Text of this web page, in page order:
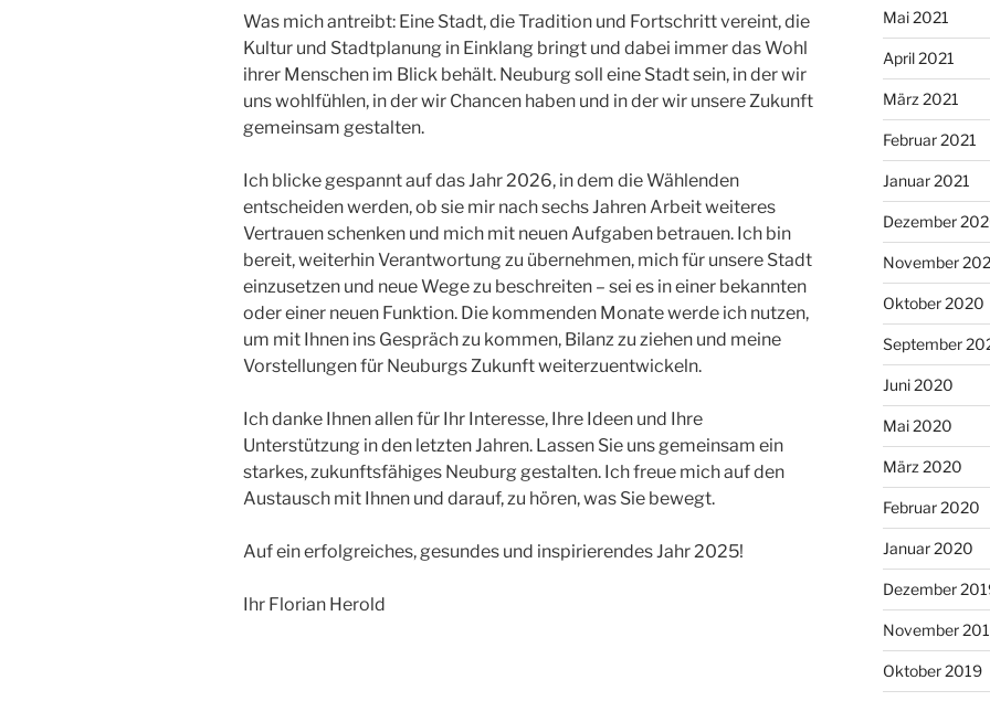
Was mich antreibt: Eine Stadt, die Tradition und Fortschritt vereint, die
Kultur und Stadtplanung in Einklang bringt und dabei immer das Wohl
ihrer Menschen im Blick behält. Neuburg soll eine Stadt sein, in der wir
uns wohlfühlen, in der wir Chancen haben und in der wir unsere Zukunft
gemeinsam gestalten.
Ich blicke gespannt auf das Jahr 2026, in dem die Wählenden
entscheiden werden, ob sie mir nach sechs Jahren Arbeit weiteres
Vertrauen schenken und mich mit neuen Aufgaben betrauen. Ich bin
bereit, weiterhin Verantwortung zu übernehmen, mich für unsere Stadt
einzusetzen und neue Wege zu beschreiten – sei es in einer bekannten
oder einer neuen Funktion. Die kommenden Monate werde ich nutzen,
um mit Ihnen ins Gespräch zu kommen, Bilanz zu ziehen und meine
Vorstellungen für Neuburgs Zukunft weiterzuentwickeln.
Ich danke Ihnen allen für Ihr Interesse, Ihre Ideen und Ihre
Unterstützung in den letzten Jahren. Lassen Sie uns gemeinsam ein
starkes, zukunftsfähiges Neuburg gestalten. Ich freue mich auf den
Austausch mit Ihnen und darauf, zu hören, was Sie bewegt.
Auf ein erfolgreiches, gesundes und inspirierendes Jahr 2025!
Ihr Florian Herold
Mai 2021
April 2021
März 2021
Februar 2021
Januar 2021
Dezember
November
Oktober 2020
September
Juni 2020
Mai 2020
März 2020
Februar 2020
Januar 2020
Dezember
November
Oktober 2019